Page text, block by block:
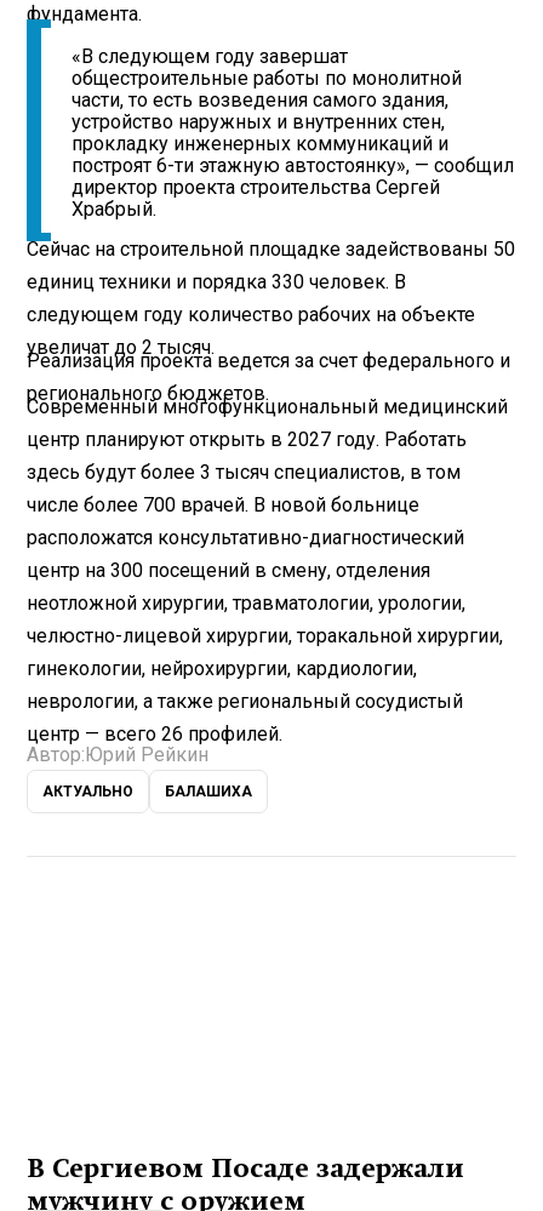
фундамента.
«В следующем году завершат
общестроительные работы по монолитной
части, то есть возведения самого здания,
устройство наружных и внутренних стен,
прокладку инженерных коммуникаций и
построят 6-ти этажную автостоянку», — сообщил
директор проекта строительства Сергей
Храбрый.
Сейчас на строительной площадке задействованы 50
единиц техники и порядка 330 человек. В
следующем году количество рабочих на объекте
увеличат до 2 тысяч.
Реализация проекта ведется за счет федерального и
регионального бюджетов.
Современный многофункциональный медицинский
центр планируют открыть в 2027 году. Работать
здесь будут более 3 тысяч специалистов, в том
числе более 700 врачей. В новой больнице
расположатся консультативно-диагностический
центр на 300 посещений в смену, отделения
неотложной хирургии, травматологии, урологии,
челюстно-лицевой хирургии, торакальной хирургии,
гинекологии, нейрохирургии, кардиологии,
неврологии, а также региональный сосудистый
центр — всего 26 профилей.
Автор:Юрий Рейкин
АКТУАЛЬНО БАЛАШИХА
В Сергиевом Посаде задержали
мужчину с оружием